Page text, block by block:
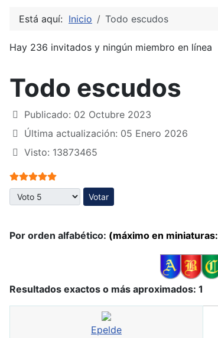
Está aquí: Inicio Todo escudos
Hay 236 invitados y ningún miembro en línea
Todo escudos
Publicado: 02 Octubre 2023
Última actualización: 05 Enero 2026
Visto: 13873465
Ratio:5/5
Por favor, vote
Por orden alfabético: (máximo en miniaturas:
Resultados exactos o más aproximados: 1
Epelde